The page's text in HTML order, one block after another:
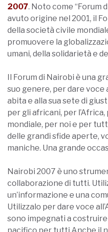
2007. Noto come “Forum
avuto origine nel 2001, il
della società civile
promuovere la
umani, della solidarietà e
Il Forum di Nairobi è una
suo genere, per dare voce
abita e alla sua sete di
per gli africani, per
mondiale, per noi e per
delle grandi sfide aperte,
maniche. Una grande
Nairobi 2007 è uno
collaborazione di tutti.
un’informazione e una
Utilizzalo per dare voce
sono impegnati a